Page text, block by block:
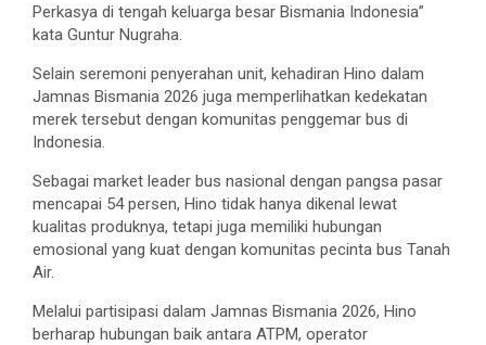
Perkasya di tengah keluarga besar Bismania Indonesia”
kata Guntur Nugraha.
Selain seremoni penyerahan unit, kehadiran Hino dalam
Jamnas Bismania 2026 juga memperlihatkan kedekatan
merek tersebut dengan komunitas penggemar bus di
Indonesia.
Sebagai market leader bus nasional dengan pangsa pasar
mencapai 54 persen, Hino tidak hanya dikenal lewat
kualitas produknya, tetapi juga memiliki hubungan
emosional yang kuat dengan komunitas pecinta bus Tanah
Air.
Melalui partisipasi dalam Jamnas Bismania 2026, Hino
berharap hubungan baik antara ATPM, operator